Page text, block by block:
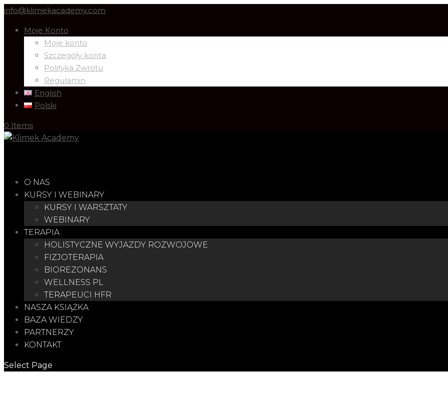
info@klimekacademy.com
Moje Konto
Moje konto
Szczegóły konta
Polityka Zwrotu
Regulamin
English
Polski
0 Items
O NAS
KURSY I WEBINARY
KURSY I WARSZTATY
WEBINARY
TERAPIA
HOLISTYCZNE WYJAZDY ROZWOJOWE
FIZJOTERAPIA
BIOREZONANS
WELLNESS PL
TERAPEUCI HFR
NASZA KSIĄŻKA
BAZA WIEDZY
PARTNERZY
KONTAKT
Select Page